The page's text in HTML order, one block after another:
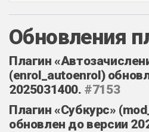
Обновления
Плагин
(enrol_autoenrol)
2025031400. #7153
Плагин «Субкурс»
обновлен до версии